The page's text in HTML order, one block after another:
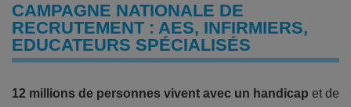
CAMPAGNE NATIONALE DE
RECRUTEMENT : AES, INFIRMIERS,
EDUCATEURS SPÉCIALISÉS
12 millions de personnes vivent avec un handicap et de